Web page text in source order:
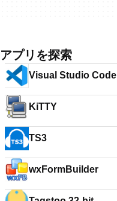
アプリを探索
Visual Studio Code
KiTTY
TS3
wxFormBuilder